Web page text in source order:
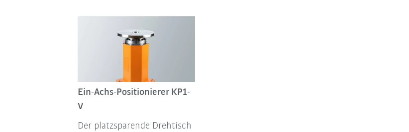
Ein-Achs-Positionierer KP1-
V
Der platzsparende Drehtisch